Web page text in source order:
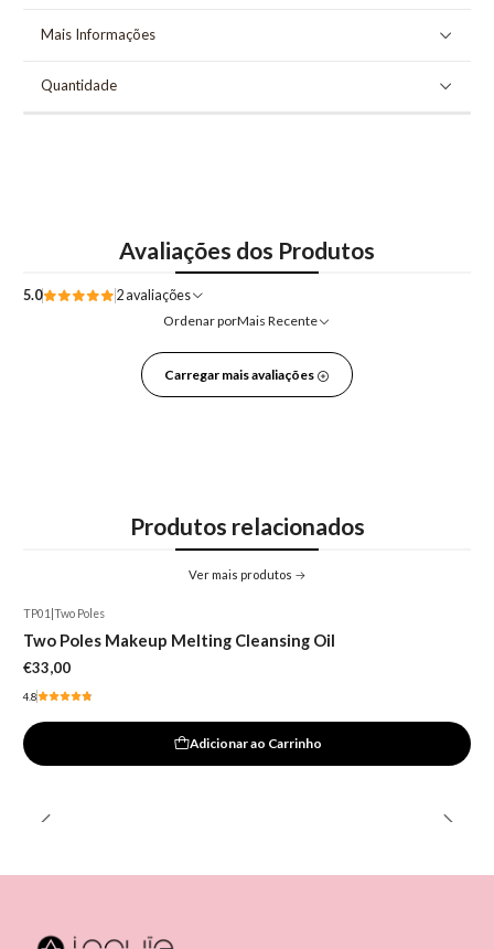
Mais Informações
Quantidade
Avaliações dos Produtos
5.0
2 avaliações
Ordenar porMais Recente
Carregar mais avaliações
Produtos relacionados
Ver mais produtos
TP01 Two Poles
Two Poles Makeup Melting Cleansing Oil
€33,00
4.8
Adicionar ao Carrinho